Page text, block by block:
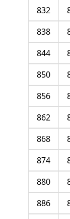
832
838
844
850
856
862
868
874
880
886